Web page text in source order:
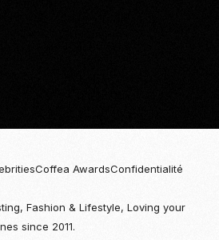
Fashion & Lifestyle, Loving your
since 2011.
Coffea AwardsConfidentialité
Become